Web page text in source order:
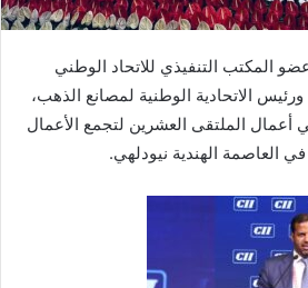
المكتب التنفيذي للاتحاد الوطني
ورئيس الاتحادية الوطنية لمصانع الذهب،
أعمال الملتقى العشرين لتجمع الأعمال
في العاصمة الهندية نيودلهي.